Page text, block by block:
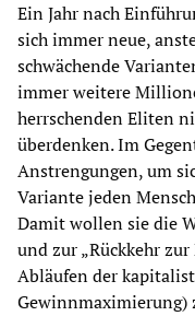
Ein Jahr nach
sich immer neue,
schwächende
immer weitere
herrschenden Eliten
überdenken. Im
Anstrengungen, um
Variante jeden
Damit wollen sie die
und zur „Rückkehr
Abläufen der
Gewinnmaximierung)